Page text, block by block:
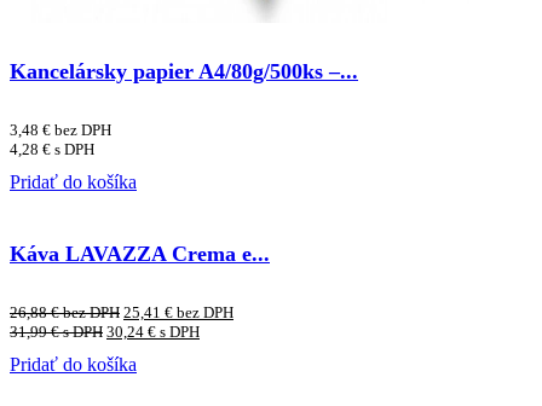
Kancelársky papier A4/80g/500ks –...
3,48 € bez DPH
4,28 € s DPH
Pridať do košíka
Káva LAVAZZA Crema e...
26,88€bez DPH 25,41 € bez DPH
31,99€s DPH 30,24 € s DPH
Pridať do košíka